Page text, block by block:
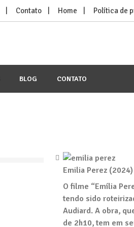
Contato Home Política de
BLOG CONTATO
Emilia Perez
O filme “Emília
tendo sido
Audiard. A obra,
de 2h10, tem em